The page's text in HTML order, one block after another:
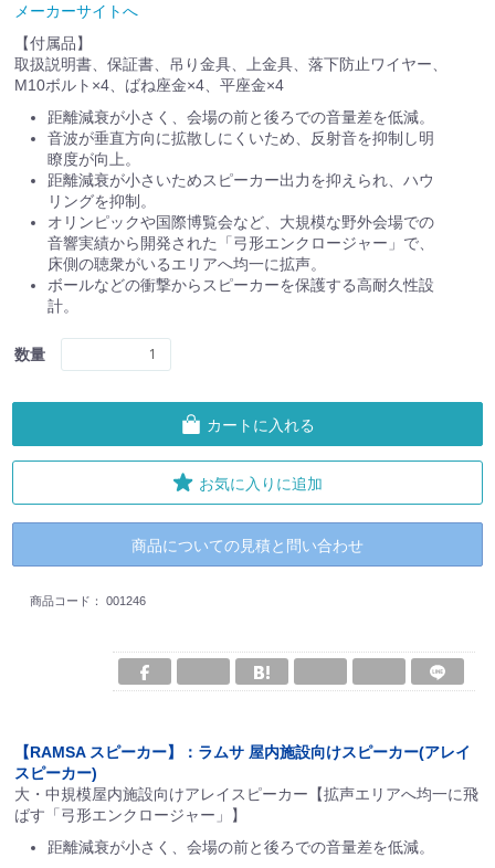
メーカーサイトへ
【付属品】
取扱説明書、保証書、吊り金具、上金具、落下防止ワイヤー、
M10ボルト×4、ばね座金×4、平座金×4
距離減衰が小さく、会場の前と後ろでの音量差を低減。
音波が垂直方向に拡散しにくいため、反射音を抑制し明
瞭度が向上。
距離減衰が小さいためスピーカー出力を抑えられ、ハウ
リングを抑制。
オリンピックや国際博覧会など、大規模な野外会場での
音響実績から開発された「弓形エンクロージャー」で、
床側の聴衆がいるエリアへ均一に拡声。
ボールなどの衝撃からスピーカーを保護する高耐久性設
計。
数量
カートに入れる
お気に入りに追加
商品についての見積と問い合わせ
商品コード： 001246
【RAMSA スピーカー】：ラムサ 屋内施設向けスピーカー(アレイ
スピーカー)
大・中規模屋内施設向けアレイスピーカー【拡声エリアへ均一に飛
ばす「弓形エンクロージャー」】
距離減衰が小さく、会場の前と後ろでの音量差を低減。